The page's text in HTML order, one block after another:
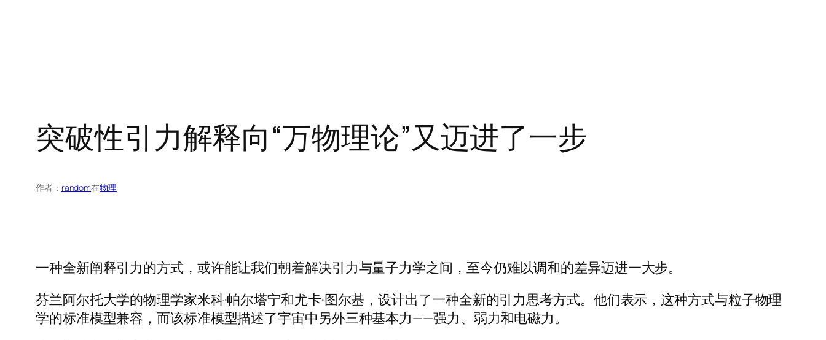
突破性引力解释向“万物理论”又迈进了一步
作者： random在物理
一种全新阐释引力的方式，或许能让我们朝着解决引力与量子力学之间，至今仍难以调和的差异迈进一大步。
芬兰阿尔托大学的物理学家米科·帕尔塔宁和尤卡·图尔基，设计出了一种全新的引力思考方式。他们表示，这种方式与粒子物理
学的标准模型兼容，而该标准模型描述了宇宙中另外三种基本力——强力、弱力和电磁力。